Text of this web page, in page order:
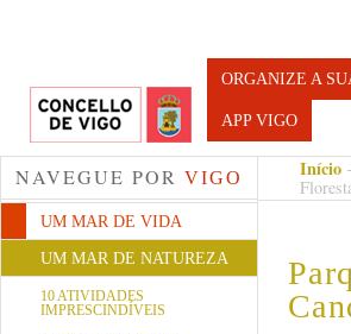
Turismo de
ORGANIZE A
APP VIGO
NAVEGUE POR VIGO
UM MAR DE VIDA
UM MAR DE NATUREZA
10 ATIVIDADES
IMPRESCINDÍVEIS
Início